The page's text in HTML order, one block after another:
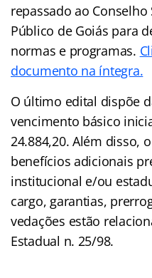
repassado ao
Público de Goiás para
normas e programas.
documento na íntegra.
O último edital dispõe
vencimento básico
24.884,20. Além disso,
benefícios adicionais
institucional e/ou
cargo, garantias,
vedações estão
Estadual n. 25/98.